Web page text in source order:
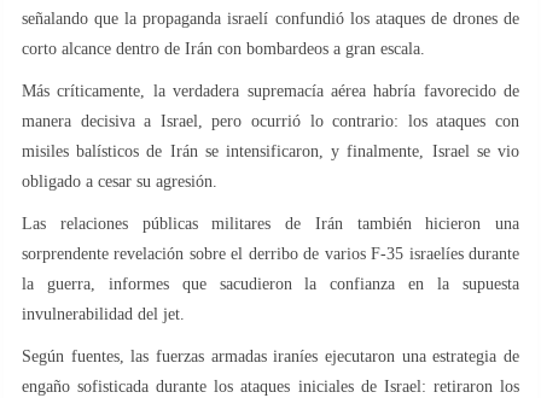
señalando que la propaganda israelí confundió los ataques de drones de
corto alcance dentro de Irán con bombardeos a gran escala.
Más críticamente, la verdadera supremacía aérea habría favorecido de
manera decisiva a Israel, pero ocurrió lo contrario: los ataques con
misiles balísticos de Irán se intensificaron, y finalmente, Israel se vio
obligado a cesar su agresión.
Las relaciones públicas militares de Irán también hicieron una
sorprendente revelación sobre el derribo de varios F-35 israelíes durante
la guerra, informes que sacudieron la confianza en la supuesta
invulnerabilidad del jet.
Según fuentes, las fuerzas armadas iraníes ejecutaron una estrategia de
engaño sofisticada durante los ataques iniciales de Israel: retiraron los